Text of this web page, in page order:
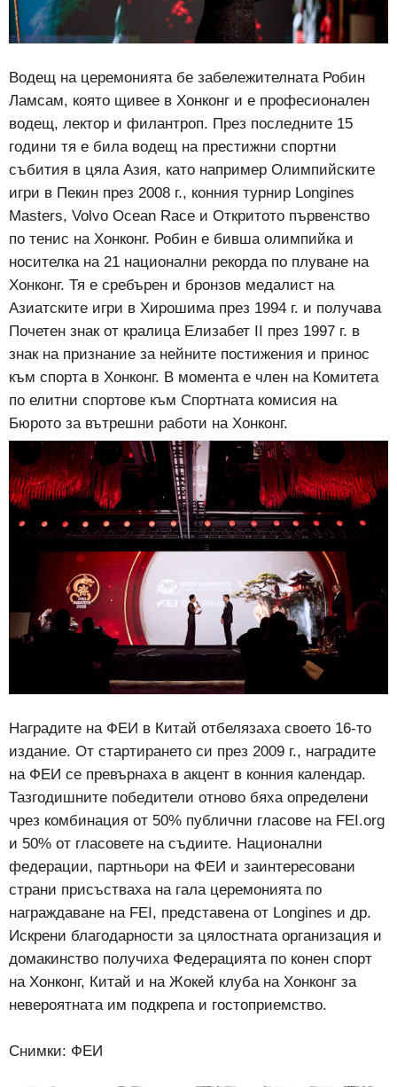
Водещ на церемонията бе забележителната Робин
Ламсам, която щивее в Хонконг и е професионален
водещ, лектор и филантроп. През последните 15
години тя е била водещ на престижни спортни
събития в цяла Азия, като например Олимпийските
игри в Пекин през 2008 г., конния турнир Longines
Masters, Volvo Ocean Race и Откритото първенство
по тенис на Хонконг. Робин е бивша олимпийка и
носителка на 21 национални рекорда по плуване на
Хонконг. Тя е сребърен и бронзов медалист на
Азиатските игри в Хирошима през 1994 г. и получава
Почетен знак от кралица Елизабет II през 1997 г. в
знак на признание за нейните постижения и принос
към спорта в Хонконг. В момента е член на Комитета
по елитни спортове към Спортната комисия на
Бюрото за вътрешни работи на Хонконг.
Наградите на ФЕИ в Китай отбелязаха своето 16-то
издание. От стартирането си през 2009 г., наградите
на ФЕИ се превърнаха в акцент в конния календар.
Тазгодишните победители отново бяха определени
чрез комбинация от 50% публични гласове на FEI.org
и 50% от гласовете на съдиите. Национални
федерации, партньори на ФЕИ и заинтересовани
страни присъстваха на гала церемонията по
награждаване на FEI, представена от Longines и др.
Искрени благодарности за цялостната организация и
домакинство получиха Федерацията по конен спорт
на Хонконг, Китай и на Жокей клуба на Хонконг за
невероятната им подкрепа и гостоприемство.
Снимки: ФЕИ